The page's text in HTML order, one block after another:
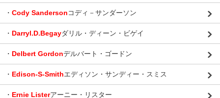
・ Cody Sandersonコディ－サンダーソン
・ Darryl.D.Begayダリル・ディーン・ビゲイ
・ Delbert Gordonデルバート・ゴードン
・ Edison-S-Smithエディソン・サンディー・スミス
・ Ernie Listerアーニー・リスター